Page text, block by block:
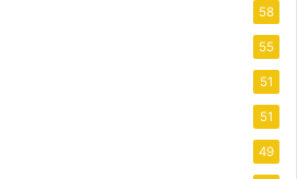
58
55
51
51
49